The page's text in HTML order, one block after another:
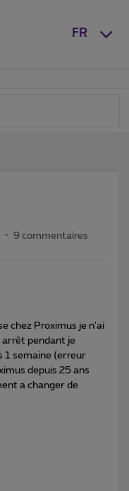
FR
9 commentaires
chez Proximus je n'ai
arrêt pendant je
1 semaine (erreur
depuis 25 ans
a changer de